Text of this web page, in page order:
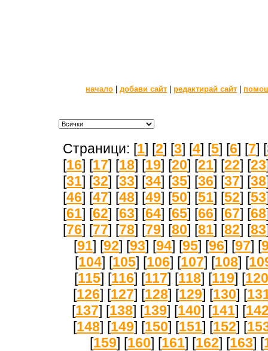
начало добави сайт редактирай сайт
Страници: [1] [2] [3] [4] [5] [6] [7] [
[16] [17] [18] [19] [20] [21] [22] [23
[31] [32] [33] [34] [35] [36] [37] [38
[46] [47] [48] [49] [50] [51] [52] [53
[61] [62] [63] [64] [65] [66] [67] [68
[76] [77] [78] [79] [80] [81] [82] [83
[91] [92] [93] [94] [95] [96] [97] [
[104] [105] [106] [107] [108] [
[115] [116] [117] [118] [119] [120
[126] [127] [128] [129] [130] [
[137] [138] [139] [140] [141] [
[148] [149] [150] [151] [152] [
[159] [160] [161] [162] [163] [